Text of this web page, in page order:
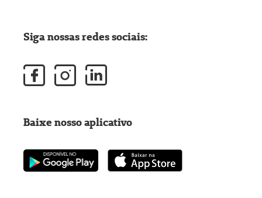
Siga nossas redes sociais:
Baixe nosso aplicativo